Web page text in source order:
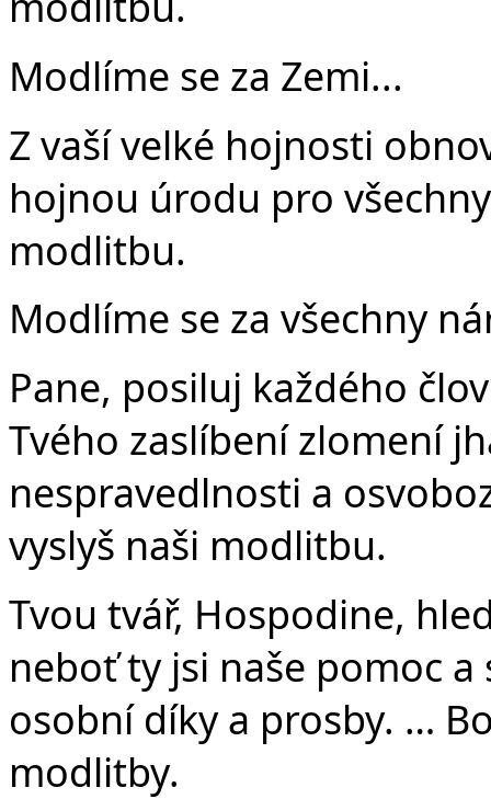
Modlíme se za Zemi...
Z vaší velké hojnosti
hojnou úrodu pro
modlitbu.
Modlíme se za všechny
Pane, posiluj každého
Tvého zaslíbení zlomení
nespravedlnosti a
vyslyš naši modlitbu.
Tvou tvář, Hospodine,
neboť ty jsi naše pomoc a
osobní díky a prosby. …
modlitby.